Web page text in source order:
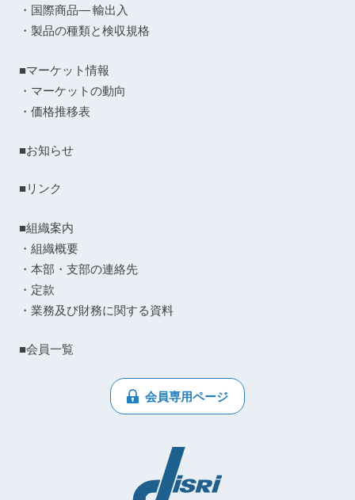
・国際商品― 輸出入
・製品の種類と検収規格
■マーケット情報
・マーケットの動向
・価格推移表
■お知らせ
■リンク
■組織案内
・組織概要
・本部・支部の連絡先
・定款
・業務及び財務に関する資料
■会員一覧
会員専用ページ